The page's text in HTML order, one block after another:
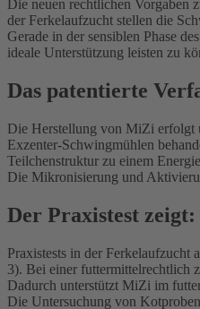
Die neuen rechtlichen Vorgaben
der Ferkelaufzucht stellen die
Gerade in der sensiblen Phase
ideale Unterstützung leisten zu
Das patentierte
Die Herstellung von MiZi erfolgt
Exzenter-Schwingmühlen
Teilchenstruktur zu einem
Die Mikronisierung und
Der Praxistest
Praxistests in der
3). Bei einer futtermittelrechtlich
Dadurch unterstützt MiZi im
Die Untersuchung von